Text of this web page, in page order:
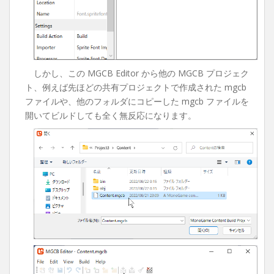
しかし、この MGCB Editor から他の MGCB プロジェク
ト、例えば先ほどの共有プロジェクトで作成された mgcb
ファイルや、他のフォルダにコピーした mgcb ファイルを
開いてビルドしても全く無反応になります。